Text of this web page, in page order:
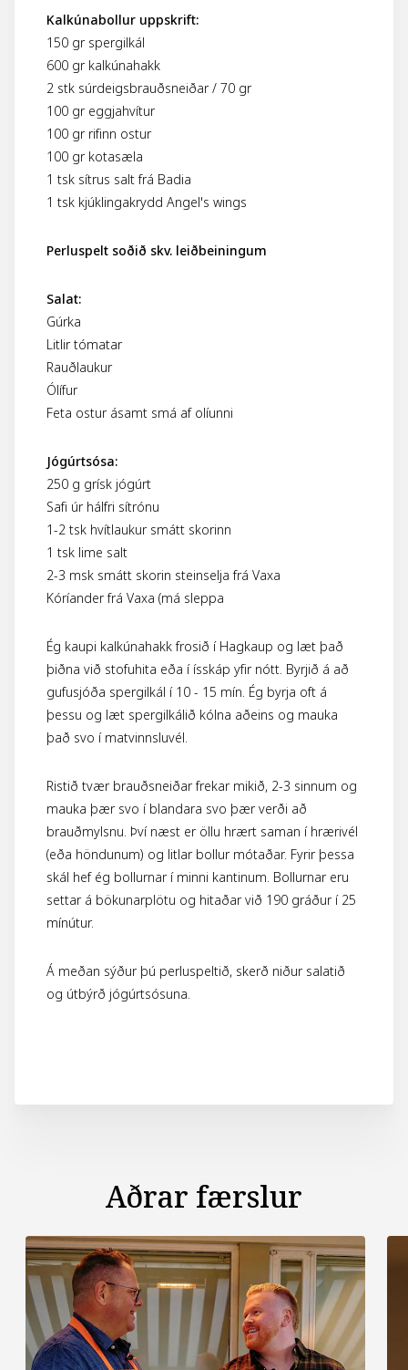
Kalkúnabollur uppskrift:
150 gr spergilkál
600 gr kalkúnahakk
2 stk súrdeigsbrauðsneiðar / 70 gr
100 gr eggjahvítur
100 gr rifinn ostur
100 gr kotasæla
1 tsk sítrus salt frá Badia
1 tsk kjúklingakrydd Angel's wings
Perluspelt soðið skv. leiðbeiningum
Salat:
Gúrka
Litlir tómatar
Rauðlaukur
Ólífur
Feta ostur ásamt smá af olíunni
Jógúrtsósa:
250 g grísk jógúrt
Safi úr hálfri sítrónu
1-2 tsk hvítlaukur smátt skorinn
1 tsk lime salt
2-3 msk smátt skorin steinselja frá Vaxa
Kóríander frá Vaxa (má sleppa
Ég kaupi kalkúnahakk frosið í Hagkaup og læt það
þiðna við stofuhita eða í ísskáp yfir nótt. Byrjið á að
gufusjóða spergilkál í 10 - 15 mín. Ég byrja oft á
þessu og læt spergilkálið kólna aðeins og mauka
það svo í matvinnsluvél.
Ristið tvær brauðsneiðar frekar mikið, 2-3 sinnum og
mauka þær svo í blandara svo þær verði að
brauðmylsnu. Því næst er öllu hrært saman í hrærivél
(eða höndunum) og litlar bollur mótaðar. Fyrir þessa
skál hef ég bollurnar í minni kantinum. Bollurnar eru
settar á bökunarplötu og hitaðar við 190 gráður í 25
mínútur.
Á meðan sýður þú perluspeltið, skerð niður salatið
og útbýrð jógúrtsósuna.
Aðrar færslur